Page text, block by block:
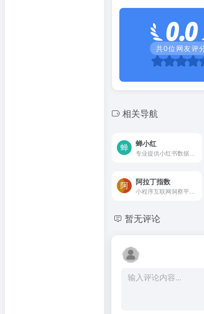
0.0
共0位网友评
相关导航
蝉小红
阿拉丁指数
暂无评论